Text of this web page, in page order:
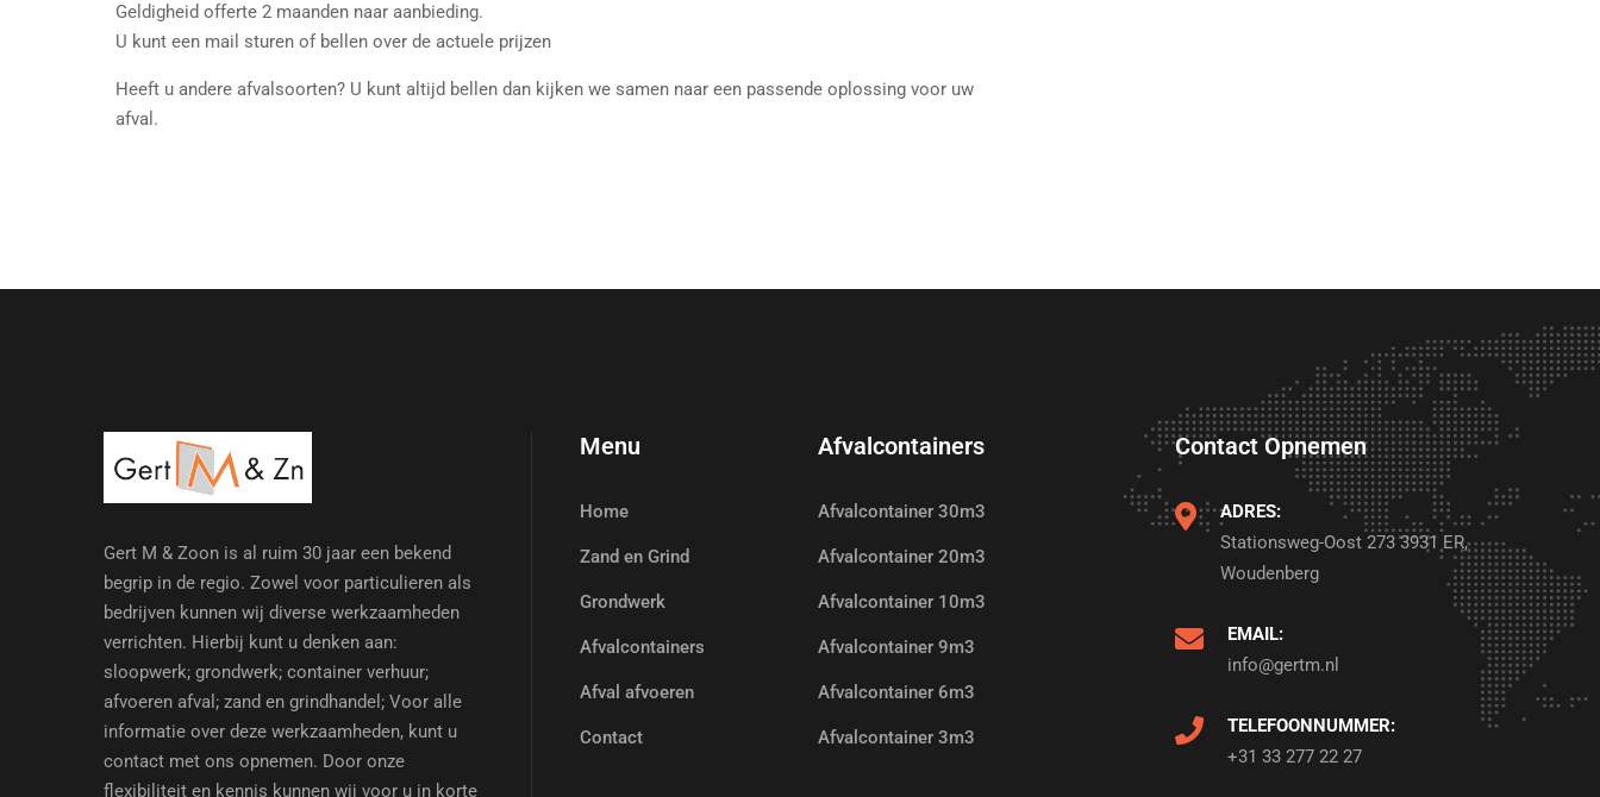
Geldigheid offerte 2 maanden naar aanbieding.
U kunt een mail sturen of bellen over de actuele prijzen
Heeft u andere afvalsoorten? U kunt altijd bellen dan kijken we samen naar een passende oplossing voor uw
afval.
Gert M & Zoon is al ruim 30 jaar een bekend
begrip in de regio. Zowel voor particulieren als
bedrijven kunnen wij diverse werkzaamheden
verrichten. Hierbij kunt u denken aan:
sloopwerk; grondwerk; container verhuur;
afvoeren afval; zand en grindhandel; Voor alle
informatie over deze werkzaamheden, kunt u
contact met ons opnemen. Door onze
flexibiliteit en kennis kunnen wij voor u in korte
Menu
Home
Zand en Grind
Grondwerk
Afvalcontainers
Afval afvoeren
Contact
Afvalcontainers
Afvalcontainer 30m3
Afvalcontainer 20m3
Afvalcontainer 10m3
Afvalcontainer 9m3
Afvalcontainer 6m3
Afvalcontainer 3m3
Contact Opnemen
ADRES:
Stationsweg-Oost 273 3931 ER,
Woudenberg
EMAIL:
info@gertm.nl
TELEFOONNUMMER:
+31 33 277 22 27